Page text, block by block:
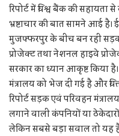
रिपोर्ट में विश्व बैंक की
भ्रष्टाचार की बात सामने आई
मुजफ्फरपुर के बीच बन रही सड़क
प्रोजेक्ट तथा नेशनल हाइवे
सरकार का ध्यान आकृष्ट किया है।
मंत्रालय को भेज दी गई है और
रिपोर्ट सड़क एवं परिवहन
लगाने वाली कंपनियों या
लेकिन सबसे बड़ा सवाल तो यह है